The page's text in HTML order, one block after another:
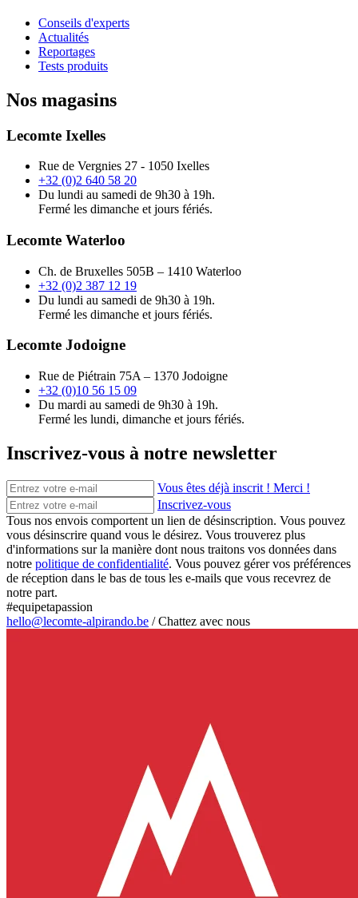
Conseils d'experts
Actualités
Reportages
Tests produits
Nos magasins
Lecomte Ixelles
Rue de Vergnies 27 - 1050 Ixelles
+32 (0)2 640 58 20
Du lundi au samedi de 9h30 à 19h.
Fermé les dimanche et jours fériés.
Lecomte Waterloo
Ch. de Bruxelles 505B – 1410 Waterloo
+32 (0)2 387 12 19
Du lundi au samedi de 9h30 à 19h.
Fermé les dimanche et jours fériés.
Lecomte Jodoigne
Rue de Piétrain 75A – 1370 Jodoigne
+32 (0)10 56 15 09
Du mardi au samedi de 9h30 à 19h.
Fermé les lundi, dimanche et jours fériés.
Inscrivez-vous à notre newsletter
Vous êtes déjà inscrit ! Merci !
Inscrivez-vous
Tous nos envois comportent un lien de désinscription. Vous pouvez
vous désinscrire quand vous le désirez. Vous trouverez plus
d'informations sur la manière dont nous traitons vos données dans
notre politique de confidentialité. Vous pouvez gérer vos préférences
de réception dans le bas de tous les e-mails que vous recevrez de
notre part.
#equipetapassion
hello@lecomte-alpirando.be /Chattez avec nous